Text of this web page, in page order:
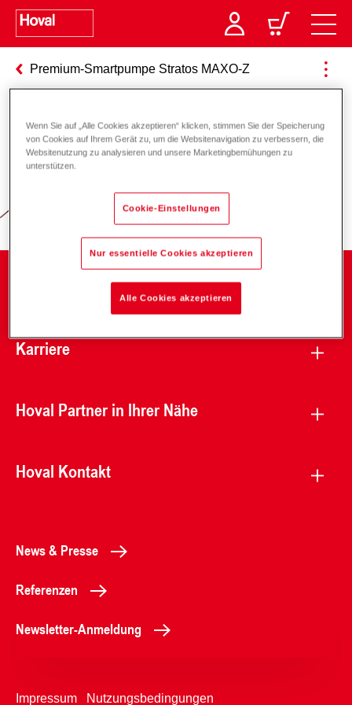
Premium-Smartpumpe Stratos MAXO-Z
Verantwortung für Energie und
Karriere
Hoval Partner in Ihrer Nähe
Hoval Kontakt
News & Presse
Referenzen
Newsletter-Anmeldung
Impressum Nutzungsbedingungen
Wenn Sie auf „Alle Cookies akzeptieren“ klicken, stimmen Sie der Speicherung
von Cookies auf Ihrem Gerät zu, um die Websitenavigation zu verbessern, die
Websitenutzung zu analysieren und unsere Marketingbemühungen zu
unterstützen.
Cookie-Einstellungen
Nur essentielle Cookies akzeptieren
Alle Cookies akzeptieren